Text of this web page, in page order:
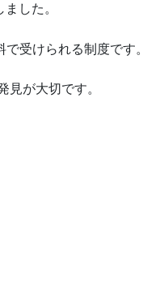
した。
受けられる制度です。
が大切です。